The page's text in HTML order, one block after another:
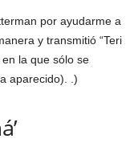
por ayudarme a
y transmitió “Teri
la que sólo se
aparecido). .)